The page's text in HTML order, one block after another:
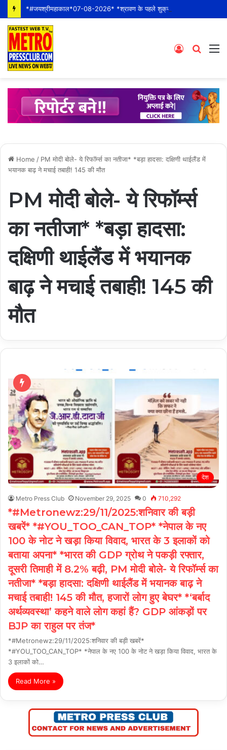
Search
Log
Home / PM मोदी बोले- ये रिफॉर्म्स का नतीजा* *बड़ा हादसा: दक्षिणी थाईलैंड में
भयानक बाढ़ ने मचाई तबाही! 145 की मौत
PM मोदी बोले- ये रिफॉर्म्स
का नतीजा* *बड़ा हादसा:
दक्षिणी थाईलैंड में भयानक
बाढ़ ने मचाई तबाही! 145 की
मौत
देश
Metro Press Club November 29, 2025 0 710,292
*#Metronewz:29/11/2025:शनिवार की बड़ी
खबरें* *#YOU_TOO_CAN_TOP* *नेपाल के नए
100 के नोट ने खड़ा किया विवाद, भारत के 3 इलाकों को
बताया अपना* *भारत की GDP ग्रोथ ने पकड़ी रफ्तार,
दूसरी तिमाही में 8.2% बढ़ी, PM मोदी बोले- ये रिफॉर्म्स का
नतीजा* *बड़ा हादसा: दक्षिणी थाईलैंड में भयानक बाढ़ ने
मचाई तबाही! 145 की मौत, हजारों लोग हुए बेघर* *‘बर्बाद
अर्थव्यवस्था’ कहने वाले लोग कहां हैं? GDP आंकड़ों पर
BJP का राहुल पर तंज*
*#Metronewz:29/11/2025:शनिवार की बड़ी खबरें*
*#YOU_TOO_CAN_TOP* *नेपाल के नए 100 के नोट ने खड़ा किया विवाद, भारत के
3 इलाकों को…
Read More »